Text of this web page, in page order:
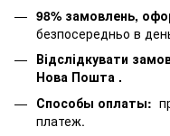
98% замовлень,
безпосередньо в
Відслідкувати
Нова Пошта .
Способы оплаты:
платеж.